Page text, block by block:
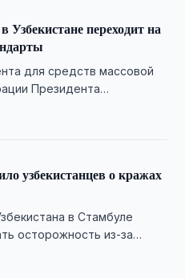
Узбекистане переходит на
для средств массовой
Президента
Национальном комитете
узбекистанцев о кражах
в Стамбуле
осторожность из-за